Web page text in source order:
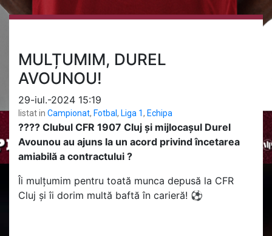
MULȚUMIM, DUREL
AVOUNOU!
29-iul.-2024 15:19
listat in Campionat, Fotbal , Liga 1, Echipa
??‍?? Clubul CFR 1907 Cluj și mijlocașul Durel
Avounou au ajuns la un acord privind încetarea
amiabilă a contractului ?
Îi mulțumim pentru toată munca depusă la CFR
Cluj și îi dorim multă baftă în carieră! ⚽